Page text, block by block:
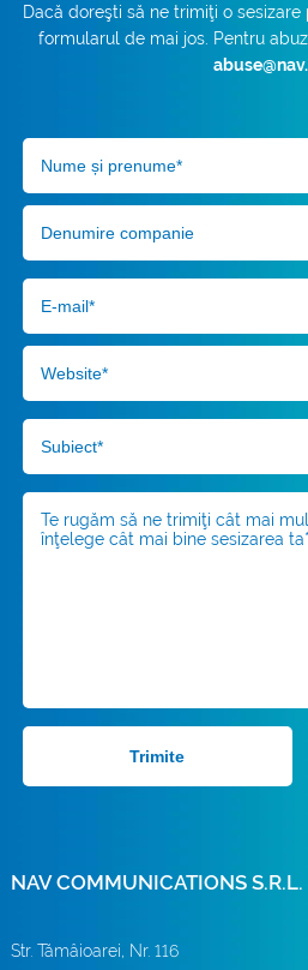
Dacă doreşti să ne trimiţi o
formularul de mai jos. Pentru
Trimite
NAV COMMUNICATIONS S.R.L.
Str. Tămâioarei, Nr. 116